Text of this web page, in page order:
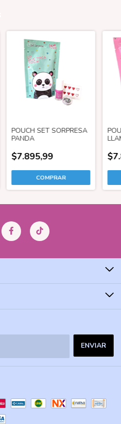
POUCH SET SORPRESA
PANDA
$7.895,99